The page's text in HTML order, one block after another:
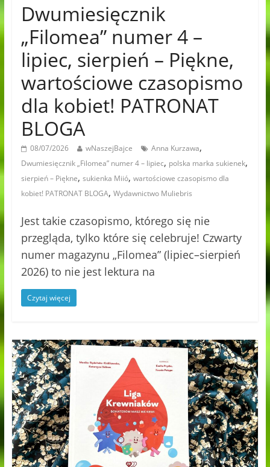
Dwumiesięcznik
„Filomea” numer 4 –
lipiec, sierpień – Piękne,
wartościowe czasopismo
dla kobiet! PATRONAT
BLOGA
08/07/2026 wNaszejBajce Anna Kurzawa,
Dwumiesięcznik „Filomea” numer 4 – lipiec, polska marka sukienek,
sierpień – Piękne, sukienka Miió, wartościowe czasopismo dla
kobiet! PATRONAT BLOGA, Wydawnictwo Muliebris
Jest takie czasopismo, którego się nie
przegląda, tylko które się celebruje! Czwarty
numer magazynu „Filomea” (lipiec–sierpień
2026) to nie jest lektura na
Czytaj więcej